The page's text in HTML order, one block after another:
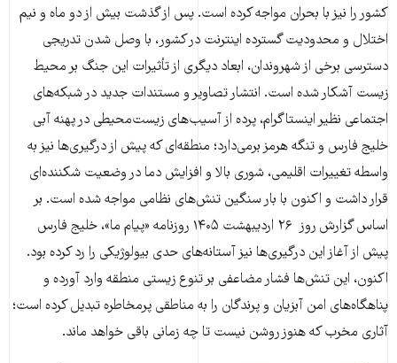
کشور را نیز با بحران مواجه کرده است. پس از گذشت بیش از دو ماه و نیم
اختلال و محدودیت گسترده اینترنت در کشور، با وصل شدن تدریجی
دسترسی برخی از شهروندان، ابعاد دیگری از تأثیرات این جنگ بر محیط
زیست آشکار شده است. انتشار تصاویر و مستندات جدید در شبکه‌های
اجتماعی نظیر اینستاگرام، پرده از آسیب‌های زیست‌محیطی در پهنه آبی
خلیج فارس و تنگه هرمز برمی‌دارد؛ منطقه‌ای که پیش از درگیری‌ها نیز به
واسطه تغییرات اقلیمی، شوری بالا و افزایش دما در وضعیت شکننده‌ای
قرار داشت و اکنون با بار سنگین تنش‌های نظامی مواجه شده است. بر
اساس گزارش روز ۲۶ اردیبهشت ۱۴۰۵ روزنامه «پیام ما»، خلیج فارس
پیش از آغاز این درگیری‌ها نیز آستانه‌های حدی بیولوژیکی را رد کرده بود.
اکنون، این تنش‌ها فشار مضاعفی بر تنوع زیستی منطقه وارد آورده و
پناهگاه‌های امن آبزیان و پرندگان را به مناطقی پرمخاطره تبدیل کرده است؛
آثاری مخرب که هنوز روشن نیست تا چه زمانی باقی خواهد ماند.